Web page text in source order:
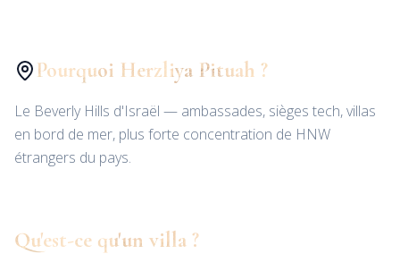
Pourquoi Herzliya Pituah ?
Le Beverly Hills d'Israël — ambassades, sièges tech, villas
en bord de mer, plus forte concentration de HNW
étrangers du pays.
Qu'est-ce qu'un villa ?